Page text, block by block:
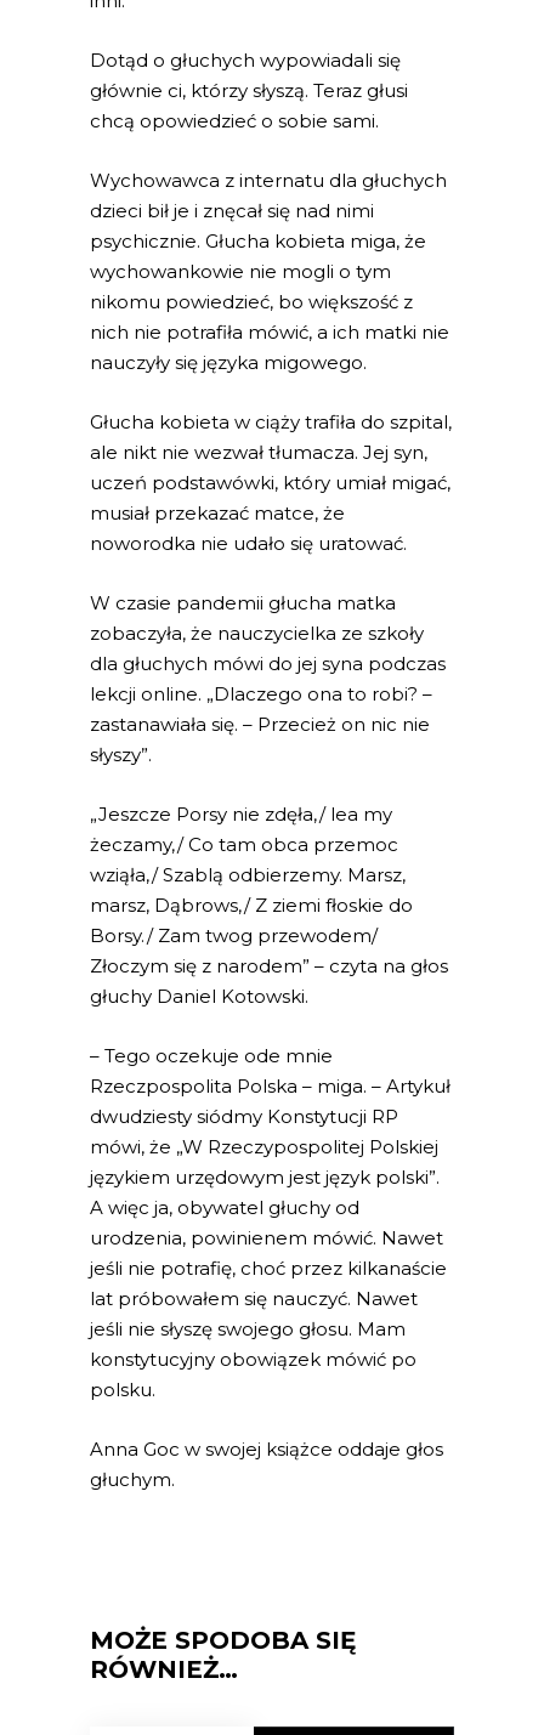
Dotąd o głuchych wypowiadali się
głównie ci, którzy słyszą. Teraz głusi
chcą opowiedzieć o sobie sami.
Wychowawca z internatu dla głuchych
dzieci bił je i znęcał się nad nimi
psychicznie. Głucha kobieta miga, że
wychowankowie nie mogli o tym
nikomu powiedzieć, bo większość z
nich nie potrafiła mówić, a ich matki nie
nauczyły się języka migowego.
Głucha kobieta w ciąży trafiła do szpital,
ale nikt nie wezwał tłumacza. Jej syn,
uczeń podstawówki, który umiał migać,
musiał przekazać matce, że
noworodka nie udało się uratować.
W czasie pandemii głucha matka
zobaczyła, że nauczycielka ze szkoły
dla głuchych mówi do jej syna podczas
lekcji online. „Dlaczego ona to robi? –
zastanawiała się. – Przecież on nic nie
słyszy”.
„Jeszcze Porsy nie zdęła,/ lea my
żeczamy,/ Co tam obca przemoc
wziąła,/ Szablą odbierzemy. Marsz,
marsz, Dąbrows,/ Z ziemi fłoskie do
Borsy./ Zam twog przewodem/
Złoczym się z narodem” – czyta na głos
głuchy Daniel Kotowski.
– Tego oczekuje ode mnie
Rzeczpospolita Polska – miga. – Artykuł
dwudziesty siódmy Konstytucji RP
mówi, że „W Rzeczypospolitej Polskiej
językiem urzędowym jest język polski”.
A więc ja, obywatel głuchy od
urodzenia, powinienem mówić. Nawet
jeśli nie potrafię, choć przez kilkanaście
lat próbowałem się nauczyć. Nawet
jeśli nie słyszę swojego głosu. Mam
konstytucyjny obowiązek mówić po
polsku.
Anna Goc w swojej książce oddaje głos
głuchym.
MOŻE SPODOBA SIĘ
RÓWNIEŻ…